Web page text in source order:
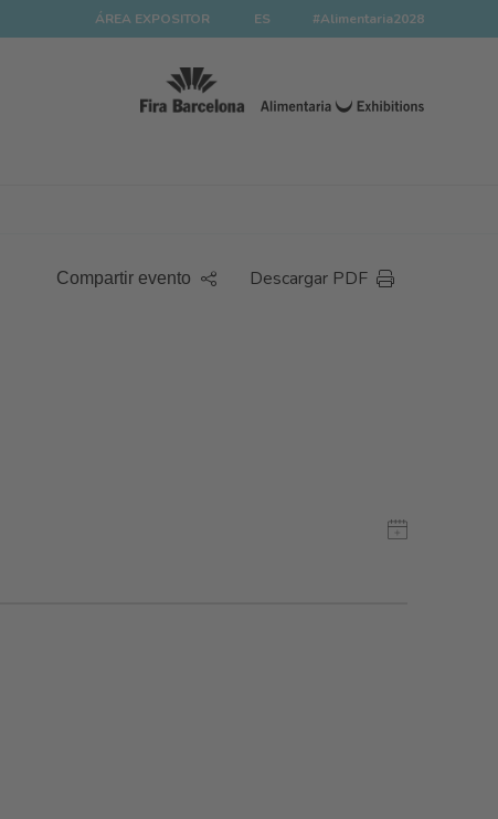
ÁREA EXPOSITOR ES #Alimentaria2028
Compartir evento Descargar PDF